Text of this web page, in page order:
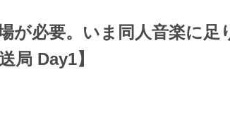
が必要。いま同人音楽に足
局 Day1】